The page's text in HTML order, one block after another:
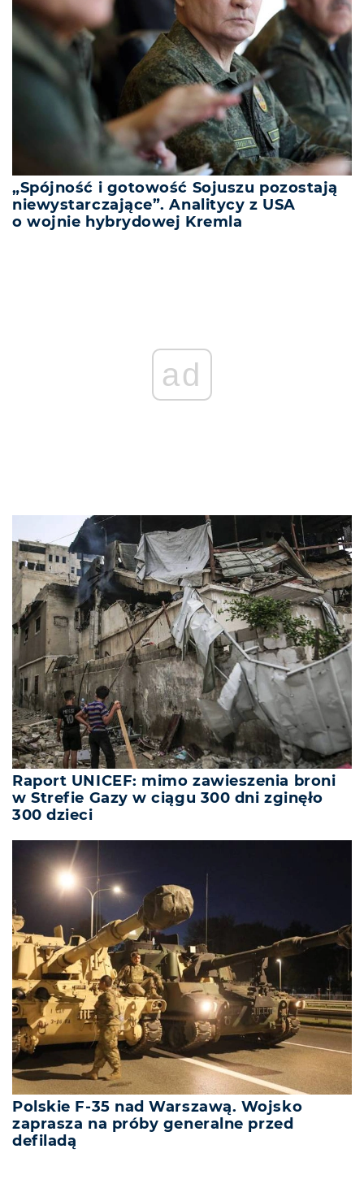
„Spójność i gotowość Sojuszu pozostają
niewystarczające”. Analitycy z USA
o wojnie hybrydowej Kremla
ad
Raport UNICEF: mimo zawieszenia broni
w Strefie Gazy w ciągu 300 dni zginęło
300 dzieci
Polskie F-35 nad Warszawą. Wojsko
zaprasza na próby generalne przed
defiladą